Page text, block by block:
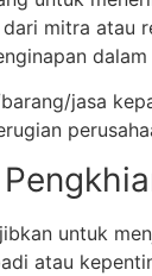
mitra atau
dalam
jasa
untuk
atau